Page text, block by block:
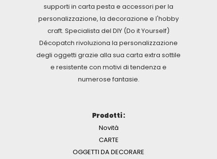
supporti in carta pesta e accessori per la
personalizzazione, la decorazione e l'hobby
craft. Specialista del DIY (Do it Yourself)
Décopatch rivoluziona la personalizzazione
degli oggetti grazie alla sua carta extra sottile
e resistente con motivi di tendenza e
numerose fantasie.
Prodotti :
Novità
CARTE
OGGETTI DA DECORARE